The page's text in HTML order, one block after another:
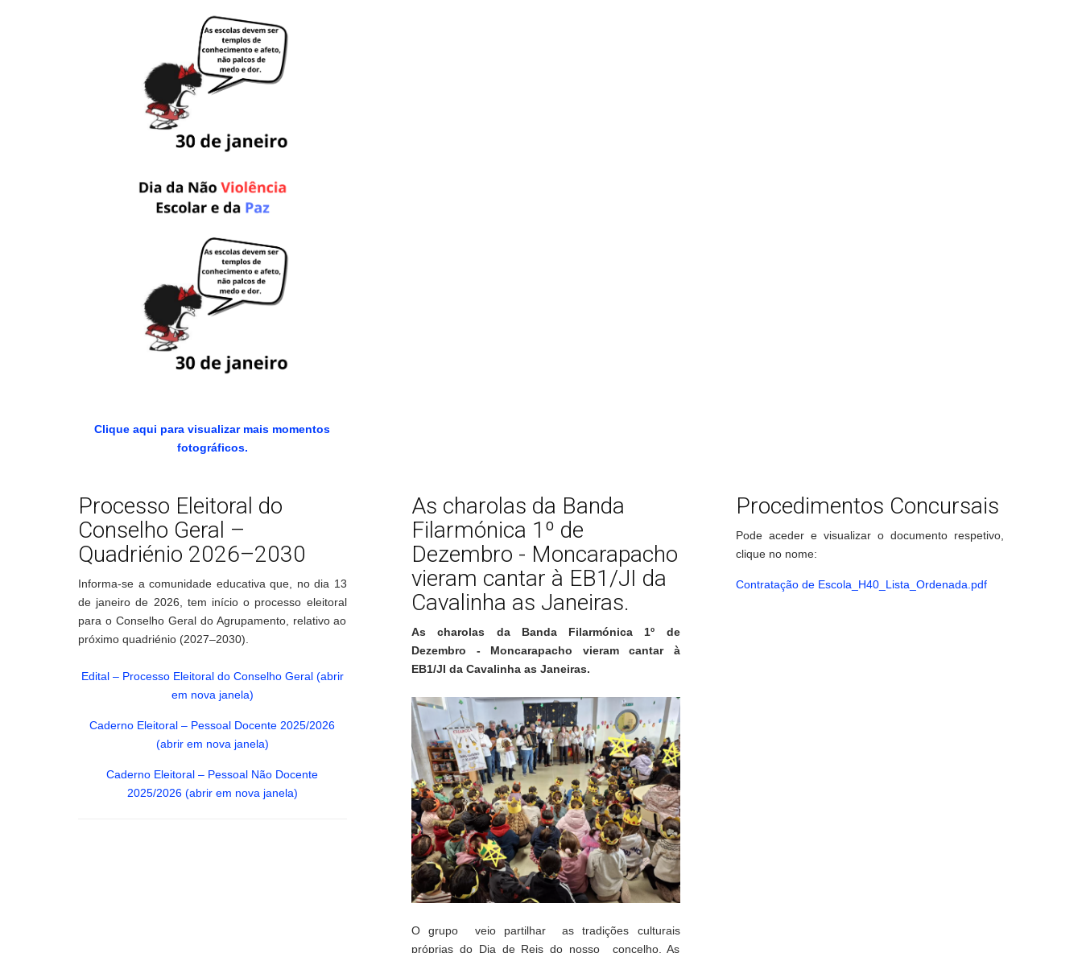
Clique aqui para visualizar mais momentos
fotográficos.
Processo Eleitoral do
Conselho Geral –
Quadriénio 2026–2030
Informa-se a comunidade educativa que, no dia 13
de janeiro de 2026, tem início o processo eleitoral
para o Conselho Geral do Agrupamento, relativo ao
próximo quadriénio (2027–2030).
Edital – Processo Eleitoral do Conselho Geral (abrir
em nova janela)
Caderno Eleitoral – Pessoal Docente 2025/2026
(abrir em nova janela)
Caderno Eleitoral – Pessoal Não Docente
2025/2026 (abrir em nova janela)
As charolas da Banda
Filarmónica 1º de
Dezembro - Moncarapacho
vieram cantar à EB1/JI da
Cavalinha as Janeiras.
As charolas da Banda Filarmónica 1º de
Dezembro - Moncarapacho vieram cantar à
EB1/JI da Cavalinha as Janeiras.
O grupo veio partilhar as tradições culturais
próprias do Dia de Reis do nosso concelho. As
Procedimentos Concursais
Pode aceder e visualizar o documento respetivo,
clique no nome:
Contratação de Escola_H40_Lista_Ordenada.pdf